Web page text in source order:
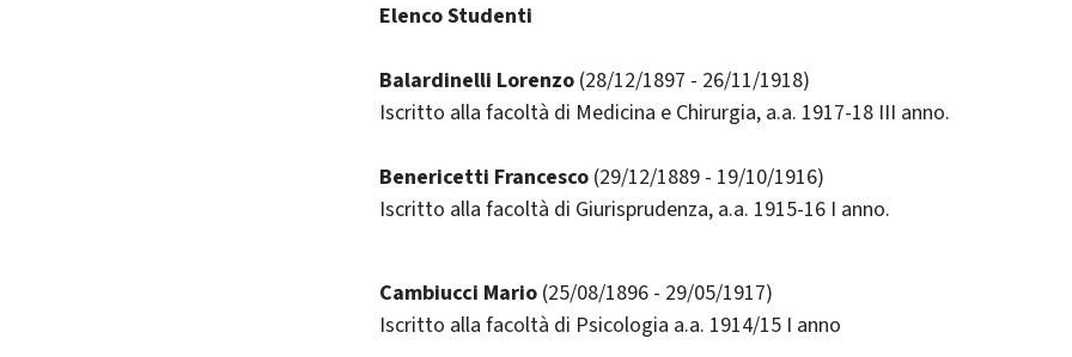
Elenco Studenti
Balardinelli Lorenzo (28/12/1897 - 26/11/1918)
Iscritto alla facoltà di Medicina e Chirurgia, a.a. 1917-18 III anno.
Benericetti Francesco (29/12/1889 - 19/10/1916)
Iscritto alla facoltà di Giurisprudenza, a.a. 1915-16 I anno.
Cambiucci Mario (25/08/1896 - 29/05/1917)
Iscritto alla facoltà di Psicologia a.a. 1914/15 I anno